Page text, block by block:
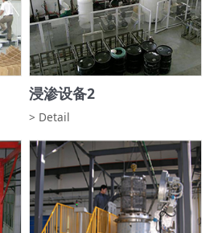
浸渗设备2
> Detail